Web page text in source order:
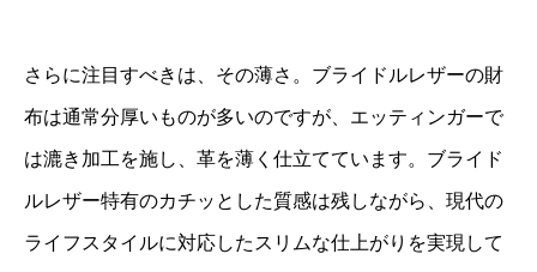
さらに注目すべきは、その薄さ。ブライドルレザーの財
布は通常分厚いものが多いのですが、エッティンガーで
は漉き加工を施し、革を薄く仕立てています。ブライド
ルレザー特有のカチッとした質感は残しながら、現代の
ライフスタイルに対応したスリムな仕上がりを実現して